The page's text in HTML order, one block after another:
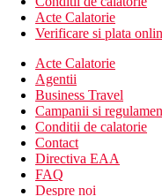
Acte Calatorie
Verificare si plata
Acte Calatorie
Agentii
Business Travel
Campanii si
Conditii de calatorie
Contact
Directiva EAA
FAQ
Despre noi